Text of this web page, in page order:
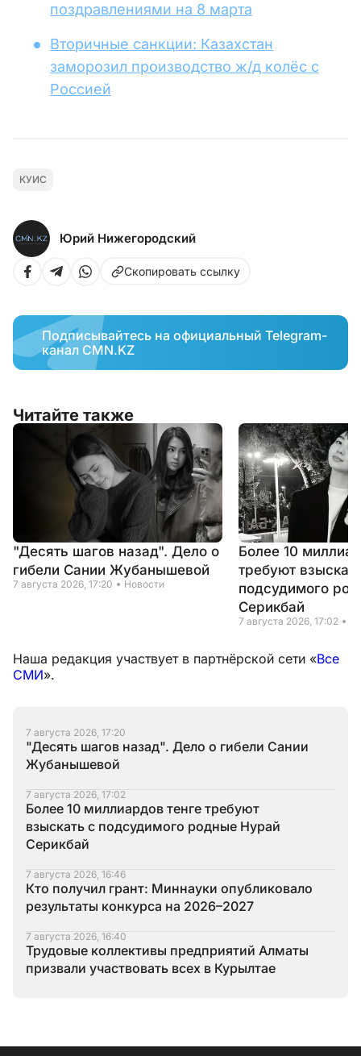
поздравлениями на 8 марта
Вторичные санкции: Казахстан
заморозил производство ж/д колёс с
Россией
КУИС
Юрий Нижегородский
Скопировать ссылку
Подписывайтесь на официальный Telegram-
канал CMN.KZ
Читайте также
"Десять шагов назад". Дело о
гибели Сании Жубанышевой
7 августа 2026, 17:20 Новости
Более 10
требуют
подсудимого
Серикбай
7 августа 2026, 17:02
Наша редакция участвует в партнёрской сети «Все
СМИ».
7 августа 2026, 17:20
"Десять шагов назад". Дело о гибели Сании
Жубанышевой
7 августа 2026, 17:02
Более 10 миллиардов тенге требуют
взыскать с подсудимого родные Нурай
Серикбай
7 августа 2026, 16:46
Кто получил грант: Миннауки опубликовало
результаты конкурса на 2026–2027
7 августа 2026, 16:40
Трудовые коллективы предприятий Алматы
призвали участвовать всех в Курылтае